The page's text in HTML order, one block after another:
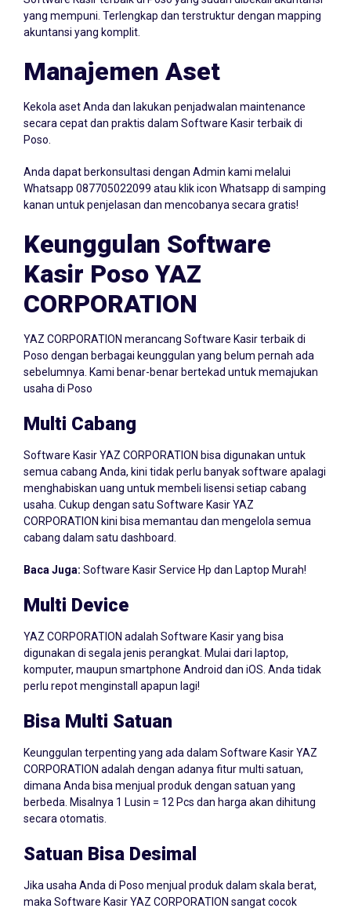
akuntansi yang komplit.
Manajemen Aset
secara cepat dan praktis dalam Software Kasir terbaik di
Poso.
Whatsapp087705022099 atau klik icon Whatsapp di samping
kanan untuk penjelasan dan mencobanya secara gratis!
Keunggulan Software
Kasir Poso YAZ
CORPORATION
Poso dengan berbagai keunggulan yang belum pernah ada
sebelumnya. Kami benar-benar bertekad untuk memajukan
usaha di Poso
semua cabang Anda, kini tidak perlu banyak software apalagi
menghabiskan uang untuk membeli lisensi setiap cabang
usaha. Cukup dengan satu Software Kasir YAZ
CORPORATION kini bisa memantau dan mengelola semua
cabang dalam satu dashboard.
digunakan di segala jenis perangkat. Mulai dari laptop,
komputer, maupun smartphone Android dan iOS. Anda tidak
perlu repot menginstall apapun lagi!
CORPORATION adalah dengan adanya fitur multi satuan,
dimana Anda bisa menjual produk dengan satuan yang
berbeda. Misalnya 1 Lusin = 12 Pcs dan harga akan dihitung
secara otomatis.
maka Software Kasir YAZ CORPORATION sangat cocok
usaha Anda, dimana Anda bisa menjual produk dalam satuan